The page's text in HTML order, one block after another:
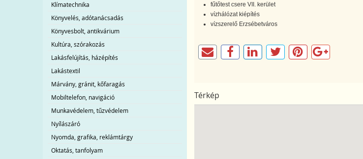
Klímatechnika
Könyvelés, adótanácsadás
Könyvesbolt, antikvárium
Kultúra, szórakozás
Lakásfelújítás, házépítés
Lakástextil
Márvány, gránit, kőfaragás
Mobiltelefon, navigáció
Munkavédelem, tűzvédelem
Nyílászáró
Nyomda, grafika, reklámtárgy
Oktatás, tanfolyam
fűtőtest csere VII. kerület
vízhálózat kiépítés
vízszerelő Erzsébetváros
Térkép